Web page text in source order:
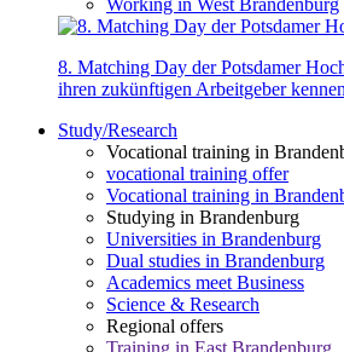
Working in West Brandenburg
8. Matching Day der Potsdamer
ihren zukünftigen Arbeitgeber
Study/Research
Vocational training in
vocational training offer
Vocational training in
Studying in Brandenburg
Universities in Brandenburg
Dual studies in Brandenburg
Academics meet Business
Science & Research
Regional offers
Training in East Brandenburg